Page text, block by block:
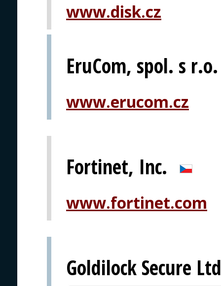
www.disk.cz
EruCom, spol. s r.o.
www.erucom.cz
Fortinet, Inc.
www.fortinet.com
Goldilock Secure